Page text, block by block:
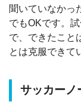
聞いていなかっ
でもOKです。
で、できたこと
とは克服できて
サッカーノ